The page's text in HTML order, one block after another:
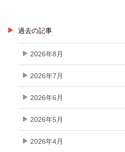
過去の記事
2026年8月
2026年7月
2026年6月
2026年5月
2026年4月